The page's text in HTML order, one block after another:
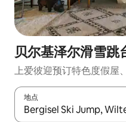
贝尔基泽尔滑雪跳
上爱彼迎预订特色度假屋
地点
如有搜索结果，请使用上